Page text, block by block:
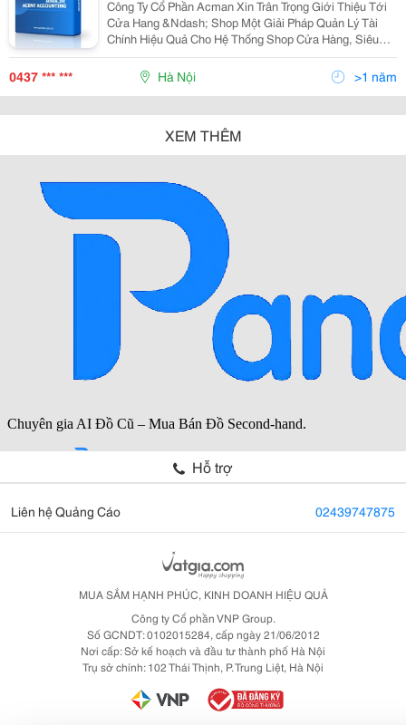
Công Ty Cổ Phần Acman Xin Trân Trọng Giới Thiệu Tới
Cửa Hang &Ndash; Shop Một Giải Pháp Quản Lý Tài
Chính Hiệu Quả Cho Hệ Thống Shop Cửa Hàng, Siêu
Thị! I. Mô Hình Quản Lý Hoạt Động Kinh Doanh Tại Hệ
Thống Shop - Siêu Thị 1. Là Một Nhà Kinh Doa
0437 *** *** Hà Nội >1 năm
XEM THÊM
Hỗ trợ
Liên hệ Quảng Cáo 02439747875
MUA SẮM HẠNH PHÚC, KINH DOANH HIỆU QUẢ
Công ty Cổ phần VNP Group.
Số GCNDT: 0102015284, cấp ngày 21/06/2012
Nơi cấp: Sở kế hoạch và đầu tư thành phố Hà Nội
Trụ sở chính: 102 Thái Thịnh, P. Trung Liệt, Hà Nội